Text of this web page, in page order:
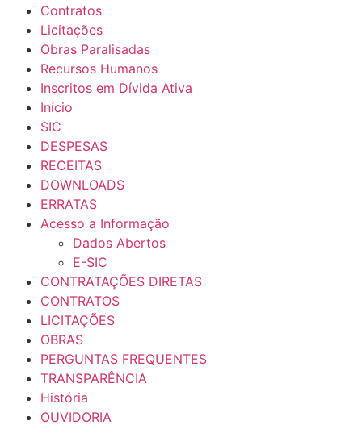
Contratos
Licitações
Obras Paralisadas
Recursos Humanos
Inscritos em Dívida Ativa
Início
SIC
DESPESAS
RECEITAS
DOWNLOADS
ERRATAS
Acesso a Informação
Dados Abertos
E-SIC
CONTRATAÇÕES DIRETAS
CONTRATOS
LICITAÇÕES
OBRAS
PERGUNTAS FREQUENTES
TRANSPARÊNCIA
História
OUVIDORIA